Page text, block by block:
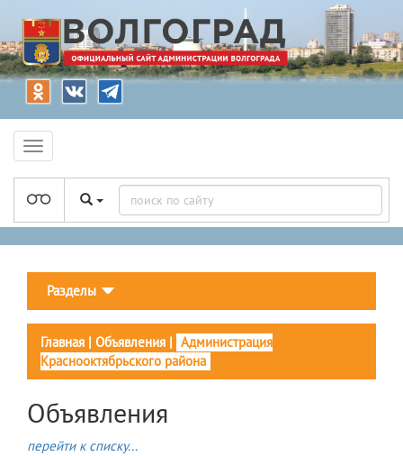
Разделы
Главная | Объявления | Администрация
Краснооктябрьского района
Объявления
перейти к списку...